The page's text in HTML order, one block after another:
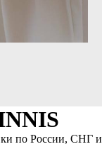
по России, СНГ и